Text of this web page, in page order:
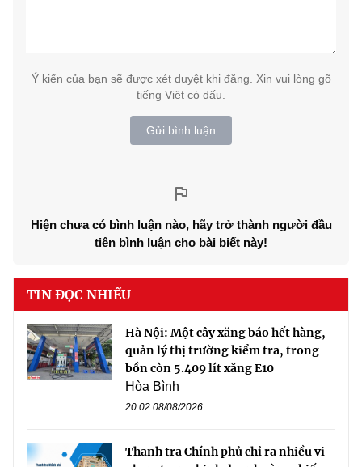
Ý kiến của bạn sẽ được xét duyệt khi đăng. Xin vui lòng gõ
tiếng Việt có dấu.
Gửi bình luận
Hiện chưa có bình luận nào, hãy trở thành người đầu
tiên bình luận cho bài biết này!
TIN ĐỌC NHIỀU
Hà Nội: Một cây xăng báo hết hàng,
quản lý thị trường kiểm tra, trong
bồn còn 5.409 lít xăng E10
Hòa Bình
20:02 08/08/2026
Thanh tra Chính phủ chỉ ra nhiều vi